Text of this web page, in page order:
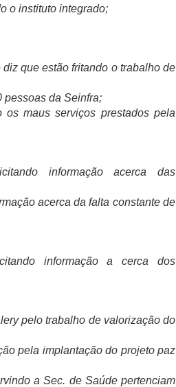
o instituto integrado;
que estão fritando o trabalho de
pessoas da Seinfra;
maus serviços prestados pela
informação acerca das
acerca da falta constante de
informação a cerca dos
pelo trabalho de valorização do
pela implantação do projeto paz
a Sec. de Saúde pertenciam